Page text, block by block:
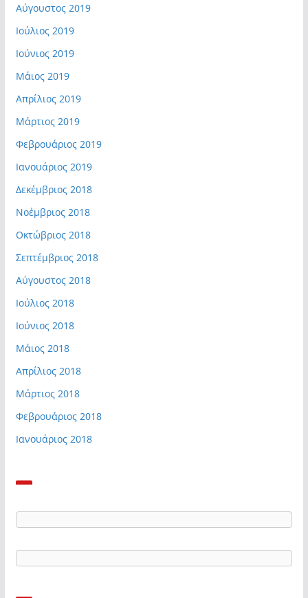
Αύγουστος 2019
Ιούλιος 2019
Ιούνιος 2019
Μάιος 2019
Απρίλιος 2019
Μάρτιος 2019
Φεβρουάριος 2019
Ιανουάριος 2019
Δεκέμβριος 2018
Νοέμβριος 2018
Οκτώβριος 2018
Σεπτέμβριος 2018
Αύγουστος 2018
Ιούλιος 2018
Ιούνιος 2018
Μάιος 2018
Απρίλιος 2018
Μάρτιος 2018
Φεβρουάριος 2018
Ιανουάριος 2018